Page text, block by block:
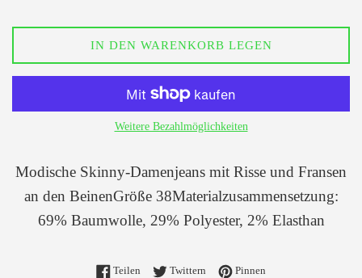
IN DEN WARENKORB LEGEN
Weitere Bezahlmöglichkeiten
Modische Skinny-Damenjeans mit Risse und Fransen
an den BeinenGröße 38Materialzusammensetzung:
69% Baumwolle, 29% Polyester, 2% Elasthan
Teilen Auf Facebook teilen
Twittern Auf Twitter twittern
Pinnen